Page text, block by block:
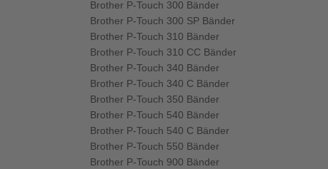
Brother P-Touch 300 Bänder
Brother P-Touch 300 SP Bänder
Brother P-Touch 310 Bänder
Brother P-Touch 310 CC Bänder
Brother P-Touch 340 Bänder
Brother P-Touch 340 C Bänder
Brother P-Touch 350 Bänder
Brother P-Touch 540 Bänder
Brother P-Touch 540 C Bänder
Brother P-Touch 550 Bänder
Brother P-Touch 900 Bänder